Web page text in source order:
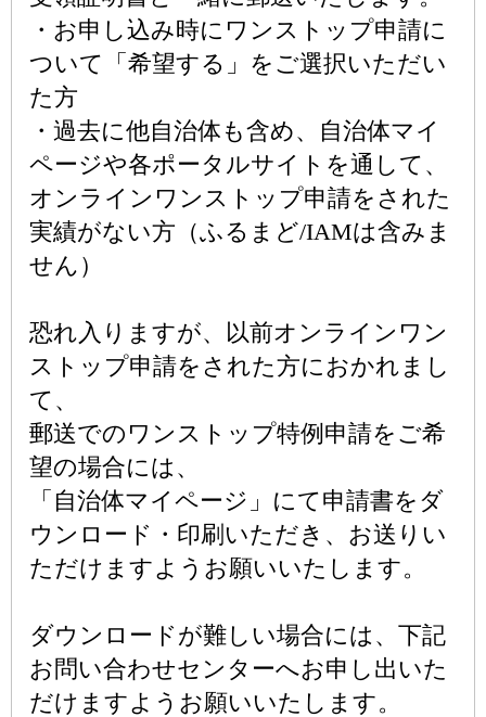
・お申し込み時にワンストップ申請に
ついて「希望する」をご選択いただい
た方
・過去に他自治体も含め、自治体マイ
ページや各ポータルサイトを通して、
オンラインワンストップ申請をされた
実績がない方（ふるまど/IAMは含みま
せん）
恐れ入りますが、以前オンラインワン
ストップ申請をされた方におかれまし
て、
郵送でのワンストップ特例申請をご希
望の場合には、
「自治体マイページ」にて申請書をダ
ウンロード・印刷いただき、お送りい
ただけますようお願いいたします。
ダウンロードが難しい場合には、下記
お問い合わせセンターへお申し出いた
だけますようお願いいたします。